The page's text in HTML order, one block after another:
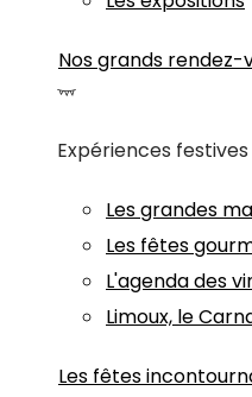
Nos grands rendez-
Expériences festives
Les grandes
Les fêtes
L'agenda des
Limoux, le
Les fêtes